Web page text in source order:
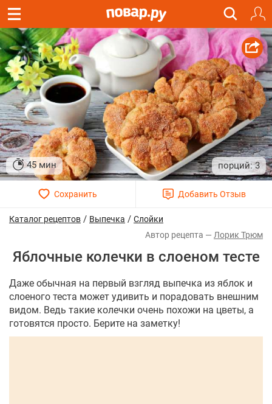
45 мин 3
Каталог рецептов / Выпечка / Слойки
Лорик Трюм
Яблочные колечки в слоеном тесте
Даже обычная на первый взгляд выпечка из яблок и
слоеного теста может удивить и порадовать внешним
видом. Ведь такие колечки очень похожи на цветы, а
готовятся просто. Берите на заметку!